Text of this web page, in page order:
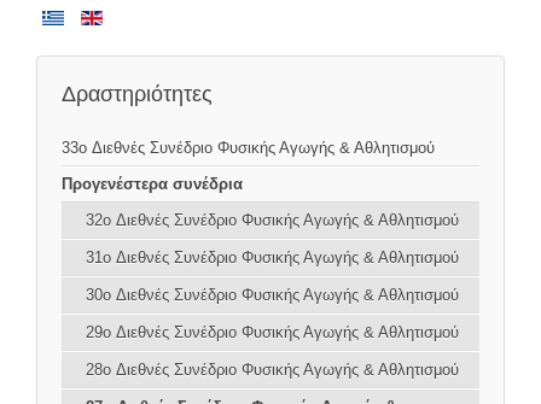
Δραστηριότητες
33o Διεθνές Συνέδριο Φυσικής Αγωγής & Αθλητισμού
Προγενέστερα συνέδρια
32o Διεθνές Συνέδριο Φυσικής Αγωγής & Αθλητισμού
31o Διεθνές Συνέδριο Φυσικής Αγωγής & Αθλητισμού
30o Διεθνές Συνέδριο Φυσικής Αγωγής & Αθλητισμού
29o Διεθνές Συνέδριο Φυσικής Αγωγής & Αθλητισμού
28o Διεθνές Συνέδριο Φυσικής Αγωγής & Αθλητισμού